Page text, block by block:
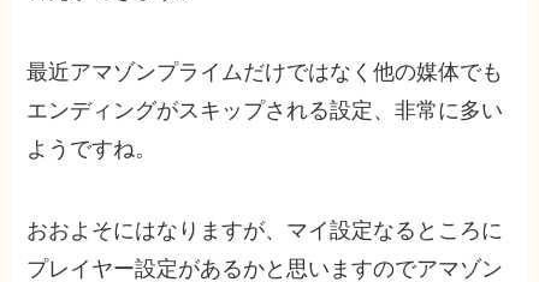
最近アマゾンプライムだけではなく他の媒体でも
エンディングがスキップされる設定、非常に多い
ようですね。
おおよそにはなりますが、マイ設定なるところに
プレイヤー設定があるかと思いますのでアマゾン